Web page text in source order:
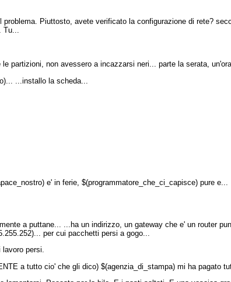
Piuttosto, avete verificato la configurazione di rete?
partizioni, non avessero a incazzarsi neri... parte la serata,
...installo la scheda...
e' in ferie, $(programmatore_che_ci_capisce) pure e...
a puttane... ...ha un indirizzo, un gateway che e' un router
per cui pacchetti persi a gogo...
lavoro persi.
a tutto cio' che gli dico) $(agenzia_di_stampa) mi ha pagato